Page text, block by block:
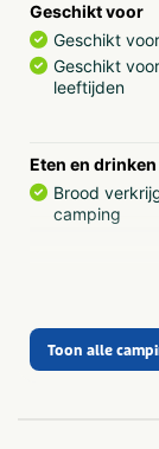
winkel en
Vrij te
info over
boekje
Geschikt voor
Geschikt
Geschikt
leeftijden
Eten en drinken
Brood
camping
Toon alle